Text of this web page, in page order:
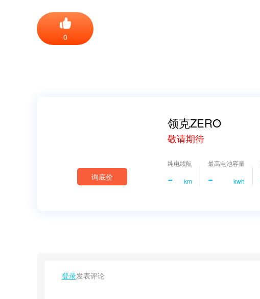
0
询底价
领克ZERO
敬请期待
纯电续航
- km
最高电池容量
- kwh
登录发表评论